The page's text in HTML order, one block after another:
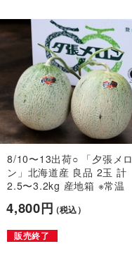
8/10〜13出荷○ 「夕張メロ
ン」北海道産 良品 2玉 計
2.5〜3.2kg 産地箱 ※常温
4,800円（税込）
販売終了